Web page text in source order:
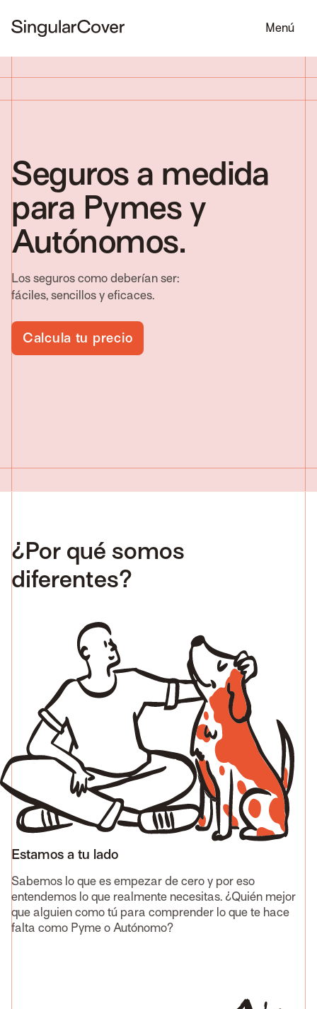
Menú
Seguros a medida
para Pymes y
Autónomos.
Los seguros como deberían ser:
fáciles, sencillos y eficaces.
Calcula tu precio
¿Por qué somos
diferentes?
Estamos a tu lado
Sabemos lo que es empezar de cero y por eso
entendemos lo que realmente necesitas. ¿Quién mejor
que alguien como tú para comprender lo que te hace
falta como Pyme o Autónomo?